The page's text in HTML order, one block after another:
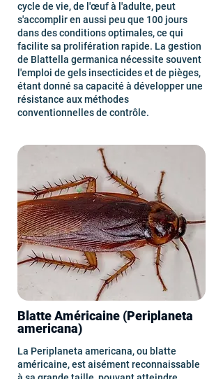
cycle de vie, de l'œuf à l'adulte, peut
s'accomplir en aussi peu que 100 jours
dans des conditions optimales, ce qui
facilite sa prolifération rapide. La gestion
de Blattella germanica nécessite souvent
l'emploi de gels insecticides et de pièges,
étant donné sa capacité à développer une
résistance aux méthodes
conventionnelles de contrôle.
Blatte Américaine (Periplaneta
americana)
La Periplaneta americana, ou blatte
américaine, est aisément reconnaissable